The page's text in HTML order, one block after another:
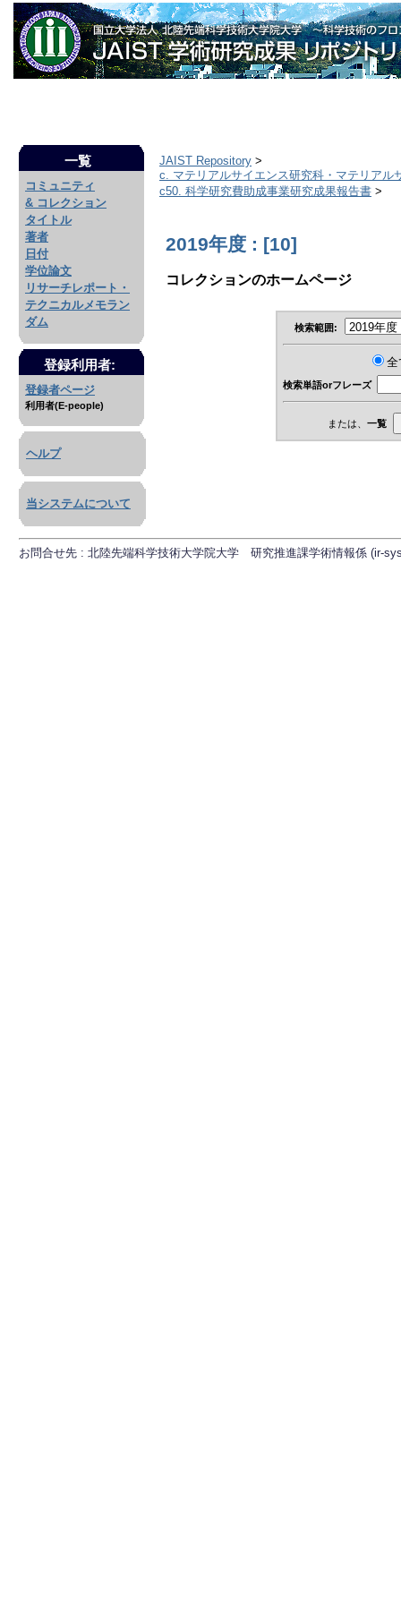
一覧
コミュニティ
& コレクション
タイトル
著者
日付
学位論文
リサーチレポート・
テクニカルメモラン
ダム
登録利用者:
登録者ページ
利用者(E-people)
ヘルプ
当システムについて
JAIST Repository >
c. マテリアルサイエンス研究科・マテリアル
c50. 科学研究費助成事業研究成果報告書 >
2019年度 : [10]
コレクションのホームページ
検索範囲:
検索単語orフレーズ
または、 一覧
お問合せ先 : 北陸先端科学技術大学院大学 研究推進課学術情報係 (ir-